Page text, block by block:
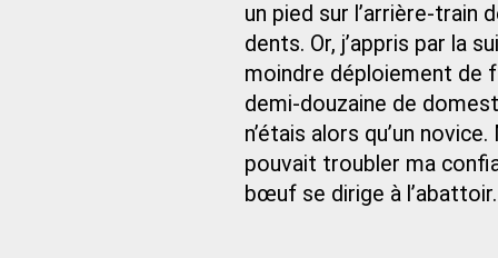
un pied sur l’arrière-train
dents. Or, j’appris par la
moindre déploiement de
demi-douzaine de
n’étais alors qu’un
pouvait troubler ma
bœuf se dirige à l’abattoir.